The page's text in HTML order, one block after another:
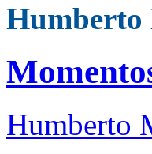
Humberto
Humberto